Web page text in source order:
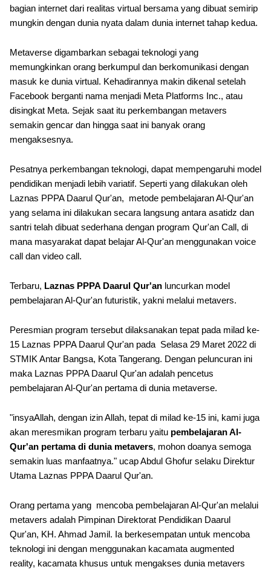
bagian internet dari realitas virtual bersama yang dibuat semirip
mungkin dengan dunia nyata dalam dunia internet tahap kedua.
Metaverse digambarkan sebagai teknologi yang
memungkinkan orang berkumpul dan berkomunikasi dengan
masuk ke dunia virtual. Kehadirannya makin dikenal setelah
Facebook berganti nama menjadi Meta Platforms Inc., atau
disingkat Meta. Sejak saat itu perkembangan metavers
semakin gencar dan hingga saat ini banyak orang
mengaksesnya.
Pesatnya perkembangan teknologi, dapat mempengaruhi model
pendidikan menjadi lebih variatif. Seperti yang dilakukan oleh
Laznas PPPA Daarul Qur'an, metode pembelajaran Al-Qur'an
yang selama ini dilakukan secara langsung antara asatidz dan
santri telah dibuat sederhana dengan program Qur'an Call, di
mana masyarakat dapat belajar Al-Qur'an menggunakan voice
call dan video call.
Terbaru, Laznas PPPA Daarul Qur'an luncurkan model
pembelajaran Al-Qur'an futuristik, yakni melalui metavers.
Peresmian program tersebut dilaksanakan tepat pada milad ke-
15 Laznas PPPA Daarul Qur'an pada Selasa 29 Maret 2022 di
STMIK Antar Bangsa, Kota Tangerang. Dengan peluncuran ini
maka Laznas PPPA Daarul Qur'an adalah pencetus
pembelajaran Al-Qur'an pertama di dunia metaverse.
"insyaAllah, dengan izin Allah, tepat di milad ke-15 ini, kami juga
akan meresmikan program terbaru yaitu pembelajaran Al-
Qur'an pertama di dunia metavers, mohon doanya semoga
semakin luas manfaatnya." ucap Abdul Ghofur selaku Direktur
Utama Laznas PPPA Daarul Qur'an.
Orang pertama yang mencoba pembelajaran Al-Qur'an melalui
metavers adalah Pimpinan Direktorat Pendidikan Daarul
Qur'an, KH. Ahmad Jamil. Ia berkesempatan untuk mencoba
teknologi ini dengan menggunakan kacamata augmented
reality, kacamata khusus untuk mengakses dunia metavers